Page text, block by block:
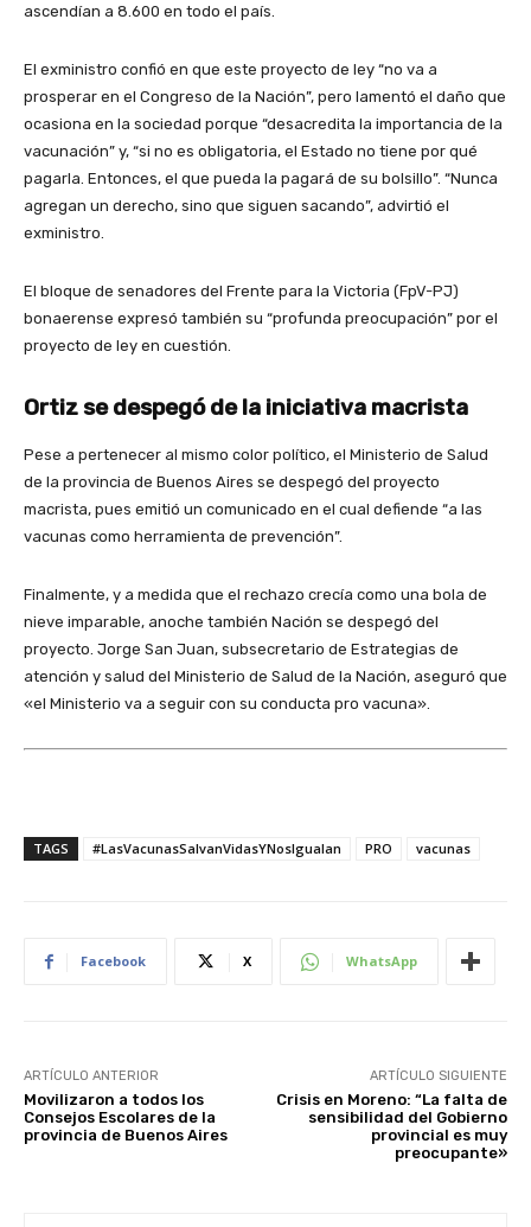
ascendían a 8.600 en todo el país.
El exministro confió en que este proyecto de ley “no va a
prosperar en el Congreso de la Nación”, pero lamentó el daño que
ocasiona en la sociedad porque “desacredita la importancia de la
vacunación” y, “si no es obligatoria, el Estado no tiene por qué
pagarla. Entonces, el que pueda la pagará de su bolsillo”. “Nunca
agregan un derecho, sino que siguen sacando”, advirtió el
exministro.
El bloque de senadores del Frente para la Victoria (FpV-PJ)
bonaerense expresó también su “profunda preocupación” por el
proyecto de ley en cuestión.
Ortiz se despegó de la iniciativa macrista
Pese a pertenecer al mismo color político, el Ministerio de Salud
de la provincia de Buenos Aires se despegó del proyecto
macrista, pues emitió un comunicado en el cual defiende “a las
vacunas como herramienta de prevención”.
Finalmente, y a medida que el rechazo crecía como una bola de
nieve imparable, anoche también Nación se despegó del
proyecto. Jorge San Juan, subsecretario de Estrategias de
atención y salud del Ministerio de Salud de la Nación, aseguró que
«el Ministerio va a seguir con su conducta pro vacuna».
TAGS #LasVacunasSalvanVidasYNosIgualan PRO vacunas
Facebook X WhatsApp
ARTÍCULO ANTERIOR
Movilizaron a todos los
Consejos Escolares de la
provincia de Buenos Aires
ARTÍCULO SIGUIENTE
Crisis en Moreno: “La falta de
sensibilidad del Gobierno
provincial es muy
preocupante»